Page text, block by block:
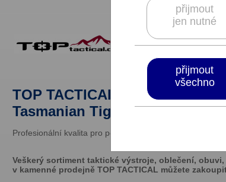
přijmout
jen nutné
přijmout
všechno
TOP TACTICAL – specialista
Tasmanian Tiger a další.
Profesionální kvalita pro policii, military, outdoor,
Veškerý sortiment taktické výstroje, oblečení,
v kamenné prodejně TOP TACTICAL můžete